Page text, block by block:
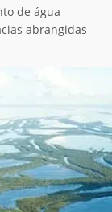
de água
abrangidas